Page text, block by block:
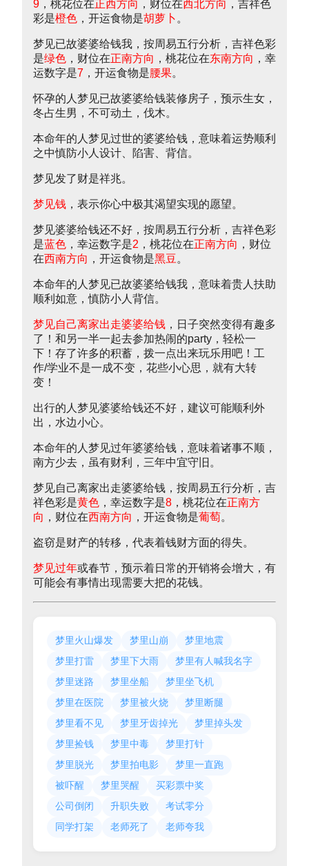
9 ，桃花位在正西方向 ，财位在西北方向 ，吉祥色
彩是橙色 ，开运食物是胡萝卜 。
梦见已故婆婆给钱我，按周易五行分析，吉祥色彩
是绿色 ，财位在正南方向 ，桃花位在东南方向 ，幸
运数字是7 ，开运食物是腰果。
怀孕的人梦见已故婆婆给钱装修房子，预示生女，
冬占生男，不可动土，伐木。
本命年的人梦见过世的婆婆给钱，意味着运势顺利
之中慎防小人设计、陷害、背信。
梦见发了财是祥兆。
梦见钱 ，表示你心中极其渴望实现的愿望。
梦见婆婆给钱还不好，按周易五行分析，吉祥色彩
是蓝色 ，幸运数字是2 ，桃花位在正南方向 ，财位
在西南方向 ，开运食物是黑豆。
本命年的人梦见已故婆婆给钱我，意味着贵人扶助
顺利如意，慎防小人背信。
梦见自己离家出走婆婆给钱 ，日子突然变得有趣多
了！和另一半一起去参加热闹的party，轻松一
下！存了许多的积蓄，拨一点出来玩乐用吧！工
作/学业不是一成不变，花些小心思，就有大转
变！
出行的人梦见婆婆给钱还不好，建议可能顺利外
出，水边小心。
本命年的人梦见过年婆婆给钱，意味着诸事不顺，
南方少去，虽有财利，三年中宜守旧。
梦见自己离家出走婆婆给钱，按周易五行分析，吉
祥色彩是黄色 ，幸运数字是8 ，桃花位在正南方
向 ，财位在西南方向 ，开运食物是葡萄。
盗窃是财产的转移，代表着钱财方面的得失。
梦见过年或春节，预示着日常的开销将会增大，有
可能会有事情出现需要大把的花钱。
梦里火山爆发 梦里山崩
梦里地震
梦里打雷
梦里下大雨
梦里有人喊我名字
梦里迷路
梦里坐船
梦里坐飞机
梦里在医院
梦里被火烧
梦里断腿
梦里看不见
梦里牙齿掉光
梦里掉头发
梦里捡钱
梦里中毒
梦里打针
梦里脱光
梦里拍电影
梦里一直跑
被吓醒
梦里哭醒
买彩票中奖
公司倒闭
升职失败
考试零分
同学打架
老师死了 老师夸我